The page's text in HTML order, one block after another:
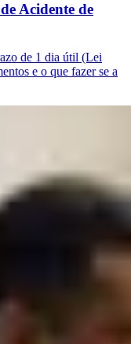
Acidente de
de 1 dia útil (Lei
e o que fazer se a